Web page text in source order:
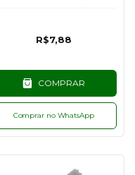
R$7,88
COMPRAR
Comprar no WhatsApp